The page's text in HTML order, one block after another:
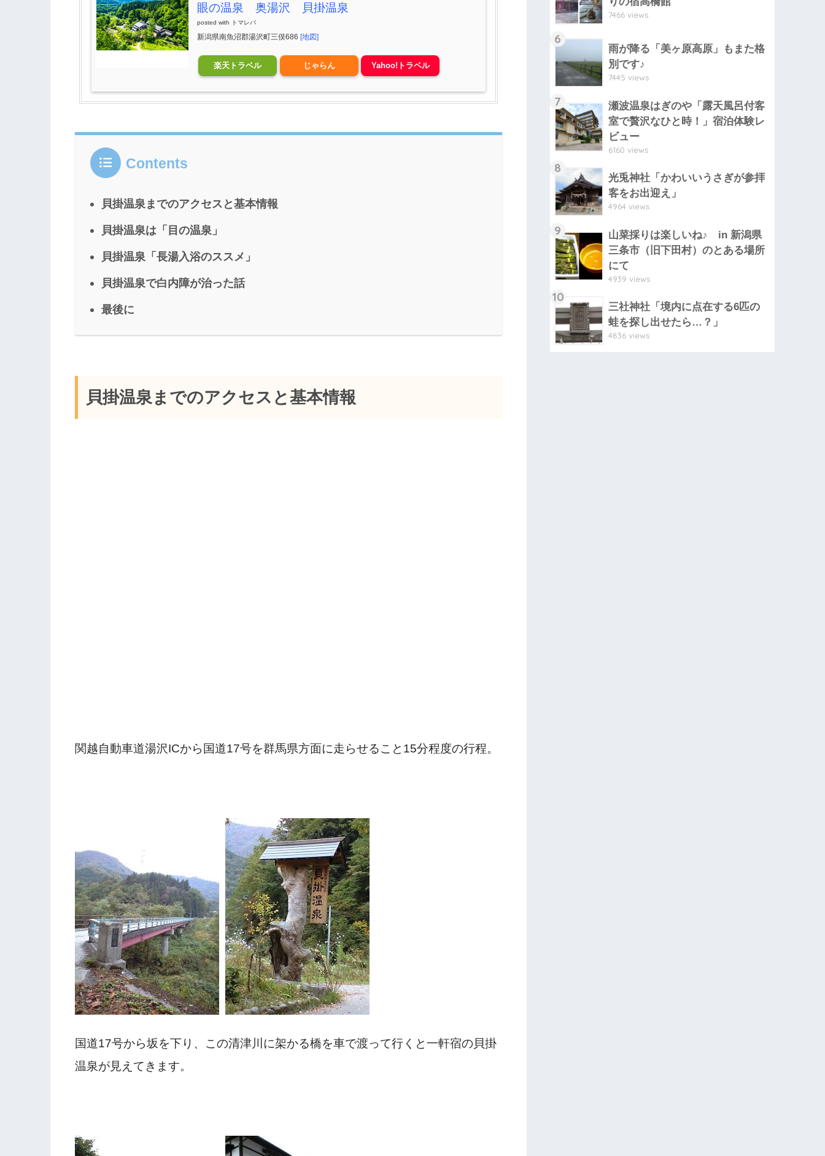
眼の温泉 奥湯沢 貝掛温泉
posted with トマレバ
新潟県南魚沼郡湯沢町三俣686 [地図]
楽天トラベル じゃらん Yahoo!トラベル
Contents
貝掛温泉までのアクセスと基本情報
貝掛温泉は「目の温泉」
貝掛温泉「長湯入浴のススメ」
貝掛温泉で白内障が治った話
最後に
貝掛温泉までのアクセスと基本情報
関越自動車道湯沢ICから国道17号を群馬県方面に走らせること15分程度の行程。
国道17号から坂を下り、この清津川に架かる橋を車で渡って行くと一軒宿の貝掛
温泉が見えてきます。
7466 views
6
雨が降る「美ヶ原高原」もまた格
別です♪
7445 views
7
瀬波温泉はぎのや「露天風呂付客
室で贅沢なひと時！」宿泊体験レ
ビュー
6160 views
8
光兎神社「かわいいうさぎが参拝
客をお出迎え」
4964 views
9
山菜採りは楽しいね♪ in 新潟県
三条市（旧下田村）のとある場所
にて
4939 views
10
三社神社「境内に点在する6匹の
蛙を探し出せたら…？」
4836 views